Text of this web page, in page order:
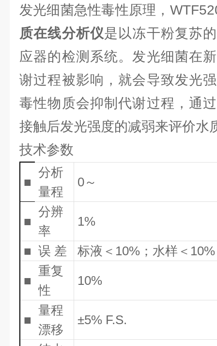
发光细菌急性毒性原理，
质在线分析仪是以冻干粉复苏
应器的检测系统。发光细菌在
谢过程被影响，就会导致发光
毒性物质会抑制代谢过程，通
接触后发光强度的减弱来评价水
技术参数
■
分析
量程
0～
■
分辨
率
1%
■ 误 差 标液＜10%；水样＜10%
■
重复
性
10%
■
量程
漂移
±5% F.S.